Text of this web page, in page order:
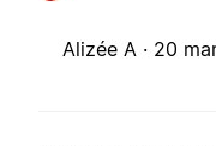
Alizée A · 20